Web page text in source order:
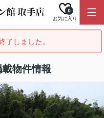
お気に入り
0
了しました。
物件情報